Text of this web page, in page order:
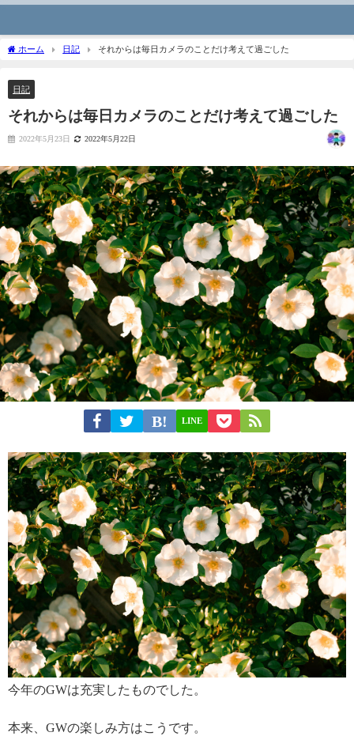
ホーム 日記 それからは毎日カメラのことだけ考えて過ごした
日記
それからは毎日カメラのことだけ考えて過ごした
2022年5月23日 2022年5月22日
LINE
今年のGWは充実したものでした。
本来、GWの楽しみ方はこうです。